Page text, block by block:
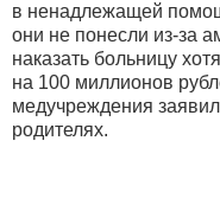
в ненадлежащей
они не понесли из-за
наказать больницу
на 100 миллионов
медучреждения
родителях.